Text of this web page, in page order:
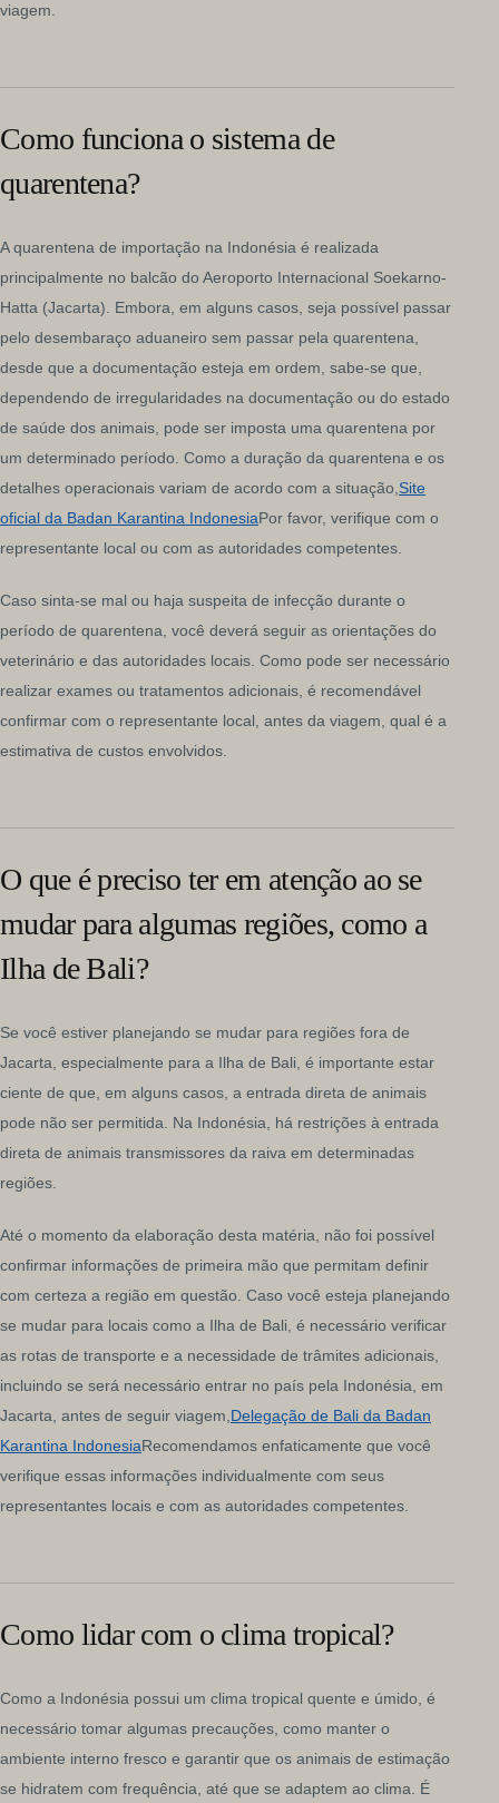
viagem.
Como funciona o sistema de
quarentena?
A quarentena de importação na Indonésia é realizada
principalmente no balcão do Aeroporto Internacional Soekarno-
Hatta (Jacarta). Embora, em alguns casos, seja possível passar
pelo desembaraço aduaneiro sem passar pela quarentena,
desde que a documentação esteja em ordem, sabe-se que,
dependendo de irregularidades na documentação ou do estado
de saúde dos animais, pode ser imposta uma quarentena por
um determinado período. Como a duração da quarentena e os
detalhes operacionais variam de acordo com a situação, Site
oficial da Badan Karantina IndonesiaPor favor, verifique com o
representante local ou com as autoridades competentes.
Caso sinta-se mal ou haja suspeita de infecção durante o
período de quarentena, você deverá seguir as orientações do
veterinário e das autoridades locais. Como pode ser necessário
realizar exames ou tratamentos adicionais, é recomendável
confirmar com o representante local, antes da viagem, qual é a
estimativa de custos envolvidos.
O que é preciso ter em atenção ao se
mudar para algumas regiões, como a
Ilha de Bali?
Se você estiver planejando se mudar para regiões fora de
Jacarta, especialmente para a Ilha de Bali, é importante estar
ciente de que, em alguns casos, a entrada direta de animais
pode não ser permitida. Na Indonésia, há restrições à entrada
direta de animais transmissores da raiva em determinadas
regiões.
Até o momento da elaboração desta matéria, não foi possível
confirmar informações de primeira mão que permitam definir
com certeza a região em questão. Caso você esteja planejando
se mudar para locais como a Ilha de Bali, é necessário verificar
as rotas de transporte e a necessidade de trâmites adicionais,
incluindo se será necessário entrar no país pela Indonésia, em
Jacarta, antes de seguir viagem, Delegação de Bali da Badan
Karantina IndonesiaRecomendamos enfaticamente que você
verifique essas informações individualmente com seus
representantes locais e com as autoridades competentes.
Como lidar com o clima tropical?
Como a Indonésia possui um clima tropical quente e úmido, é
necessário tomar algumas precauções, como manter o
ambiente interno fresco e garantir que os animais de estimação
se hidratem com frequência, até que se adaptem ao clima. É